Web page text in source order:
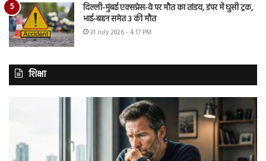
दिल्ली-मुंबई एक्सप्रेस-वे पर मौत का तांडव, डंपर में घुसी ट्रक,
भाई-बहन समेत 3 की मौत
31 July 2026 - 4:17 PM
शिक्षा